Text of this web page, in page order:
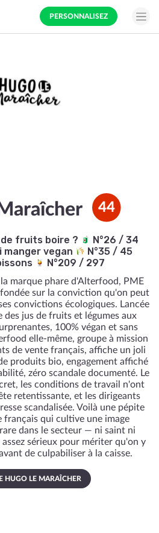
PERSONNALISEZ
44
de fruits boire ?
N°26 / 34
manger vegan
N°35 / 45
N°209 / 297
marque phare d'Alterfood, PME
sur la conviction qu'on peut
convictions écologiques. Lancée
des jus de fruits et légumes aux
100% végan et sans
elle-même, groupe à mission
de vente français, affiche un joli
produits bio, engagement affiché
zéro scandale documenté. Le
les conditions de travail n'ont
retentissante, et les dirigeants
scandalisée. Voilà une pépite
français qui cultive une image
dans le secteur — ni saint ni
sérieux pour mériter qu'on y
de culpabiliser à la caisse.
HUGO LE MARAÎCHER